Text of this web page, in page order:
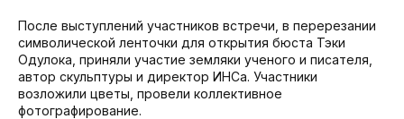
После выступлений участников встречи, в перерезании
символической ленточки для открытия бюста Тэки
Одулока, приняли участие земляки ученого и писателя,
автор скульптуры и директор ИНСа. Участники
возложили цветы, провели коллективное
фотографирование.